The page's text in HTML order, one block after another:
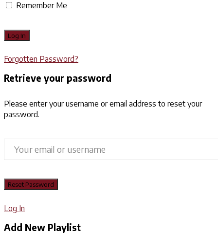
Remember Me
Forgotten Password?
Retrieve your password
Please enter your username or email address to reset your
password.
Log In
Add New Playlist